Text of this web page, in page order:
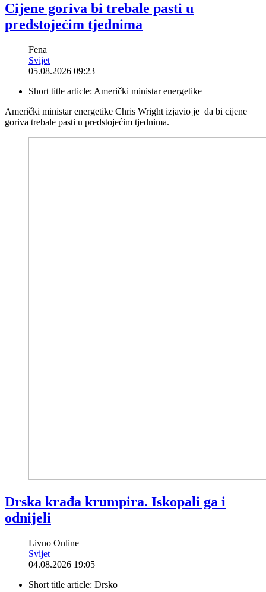
Cijene goriva bi trebale pasti u
predstojećim tjednima
Fena
Svijet
05.08.2026 09:23
Short title article: Američki ministar energetike
Američki ministar energetike Chris Wright izjavio je da bi cijene
goriva trebale pasti u predstojećim tjednima.
Drska krađa krumpira. Iskopali ga i
odnijeli
Livno Online
Svijet
04.08.2026 19:05
Short title article: Drsko